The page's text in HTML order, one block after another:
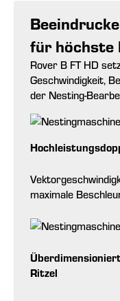
für
Rover B FT HD
Geschwindigkeit,
der Nesting-
maximale
Ritzel